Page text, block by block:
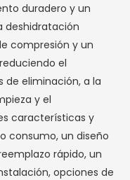
duradero y un
deshidratación
compresión y un
el
de eliminación, a la
y el
características y
consumo, un diseño
rápido, un
opciones de